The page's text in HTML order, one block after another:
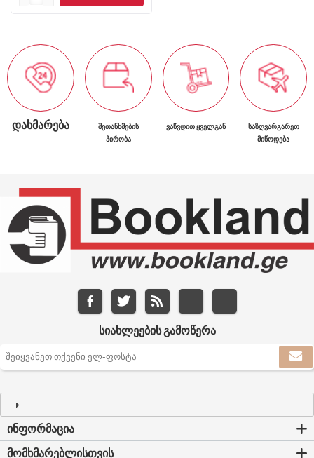
ᲓᲐᲮᲛᲐᲠᲔᲑᲐ
ᲨᲔᲗᲐᲜᲮᲛᲔᲑᲘᲡ
ᲞᲘᲠᲝᲑᲐ
ᲕᲐᲬᲕᲓᲘᲗ ᲧᲕᲔᲚᲒᲐᲜ
ᲡᲐᲖᲦᲕᲐᲠᲒᲐᲠᲔᲗ
ᲛᲘᲬᲝᲓᲔᲑᲐ
ᲡᲘᲐᲮᲚᲔᲔᲑᲘᲡ ᲒᲐᲛᲝᲬᲔᲠᲐ
ᲘᲜᲤᲝᲠᲛᲐᲪᲘᲐ
ᲛᲝᲛᲮᲛᲐᲠᲔᲑᲚᲘᲡᲗᲕᲘᲡ